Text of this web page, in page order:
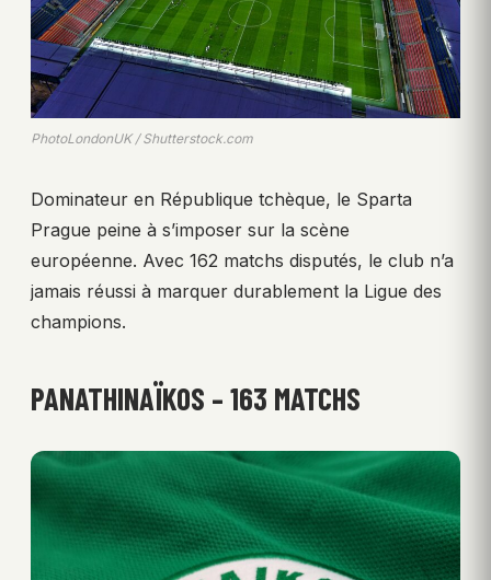
PhotoLondonUK / Shutterstock.com
Dominateur en République tchèque, le Sparta
Prague peine à s’imposer sur la scène
européenne. Avec 162 matchs disputés, le club n’a
jamais réussi à marquer durablement la Ligue des
champions.
PANATHINAÏKOS – 163 MATCHS